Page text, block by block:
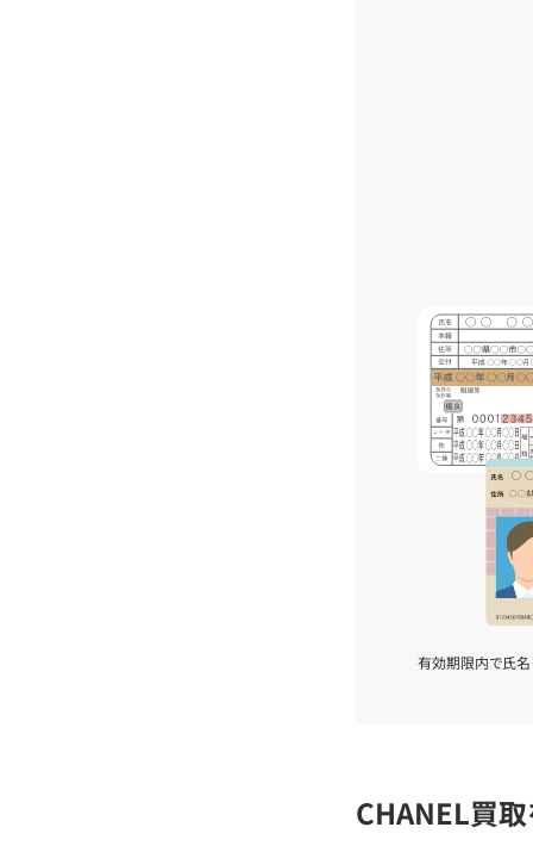
有効期限内で氏名
CHANEL買